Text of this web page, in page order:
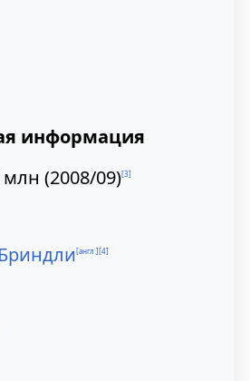
информация
млн (2008/09)[3]
[англ.][4]